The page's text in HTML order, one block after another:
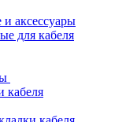
аксессуары
для кабеля
кабеля